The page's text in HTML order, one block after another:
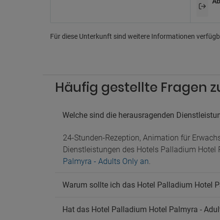
Für diese Unterkunft sind weitere Informationen
Häufig gestellte Fragen
Welche sind die herausragenden
24-Stunden-Rezeption, Animation für
Dienstleistungen des Hotels Palladium Hotel
Palmyra - Adults Only an.
Warum sollte ich das Hotel Palladium Hotel
Hat das Hotel Palladium Hotel Palmyra -